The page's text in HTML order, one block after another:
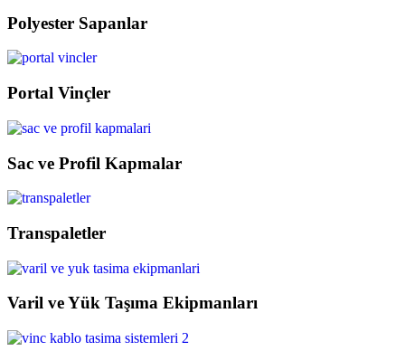
Polyester Sapanlar
Portal Vinçler
Sac ve Profil Kapmalar
Transpaletler
Varil ve Yük Taşıma Ekipmanları